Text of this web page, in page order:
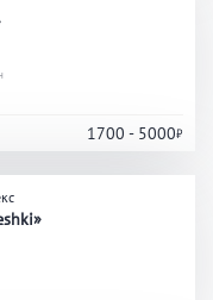
1700 - 5000